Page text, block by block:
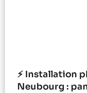
⚡ Installation
Neubourg :